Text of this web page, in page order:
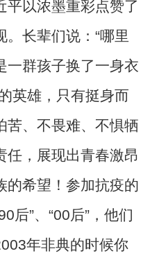
以浓墨重彩点赞了
长辈们说：“哪里
一群孩子换了一身衣
英雄，只有挺身而
苦、不畏难、不惧牺
任，展现出青春激昂
的希望！参加抗疫的
后”、“00后”，他们
年非典的时候你